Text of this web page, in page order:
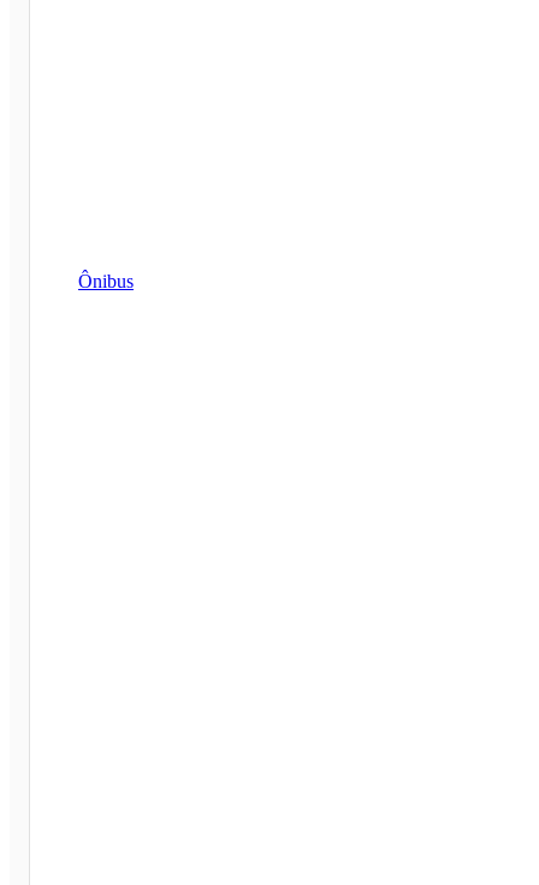
Ônibus